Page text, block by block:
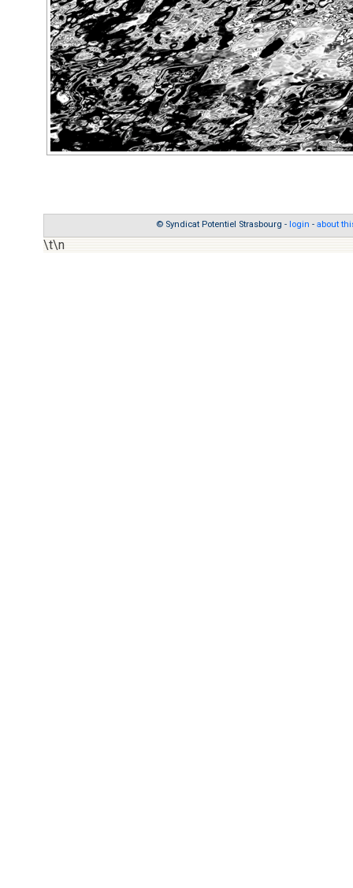
© Syndicat Potentiel Strasbourg - login - about
\t\n